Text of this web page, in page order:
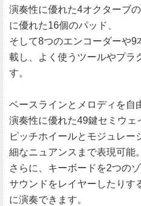
演奏性に優れた4オクターブ
に優れた16個のパッド、
そして8つのエンコーダーや
載し、よく使うツールやプラ
す。
ベースラインとメロディを自
演奏性に優れた49鍵セミウェ
ピッチホイールとモジュレ
細なニュアンスまで表現可能。
さらに、キーボードを2つの
サウンドをレイヤーしたりす
に演奏できます。